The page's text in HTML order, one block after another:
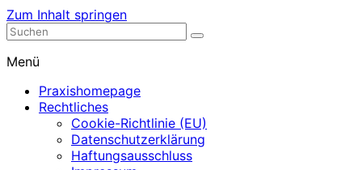
Zum Inhalt springen
Nephrologische Praxis mit Dialyse
Menü
Praxishomepage
Rechtliches
Cookie-Richtlinie (EU)
Datenschutzerklärung
Haftungsausschluss